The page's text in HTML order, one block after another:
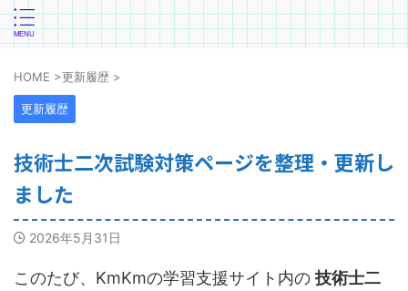
HOME >更新履歴 >
更新履歴
技術士二次試験対策ページを整理・更新し
ました
2026年5月31日
このたび、KmKmの学習支援サイト内の 技術士二